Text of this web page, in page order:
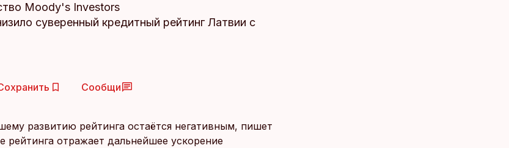
Moody's Investors
суверенный кредитный рейтинг Латвии c
Сообщи
развитию рейтинга остаётся негативным, пишет
рейтинга отражает дальнейшее ускорение